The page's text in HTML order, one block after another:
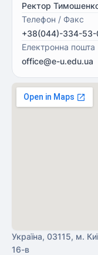
Ректор
Телефон / Факс
+38(044)-334-53-
Електронна пошта
office@e-u.edu.ua
Україна, 03115, м.
16-в